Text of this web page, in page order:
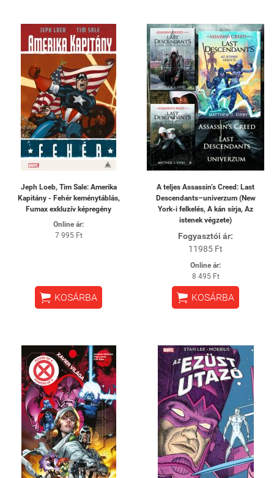
Jeph Loeb, Tim Sale: Amerika
Kapitány - Fehér keménytáblás,
Fumax exkluzív képregény
Online ár:
7 995 Ft
 KOSÁRBA
A teljes Assassin’s Creed: Last
Descendants–univerzum (New
York-i felkelés, A kán sírja, Az
istenek végzete)
Fogyasztói ár:
11985 Ft
Online ár:
8 495 Ft
 KOSÁRBA